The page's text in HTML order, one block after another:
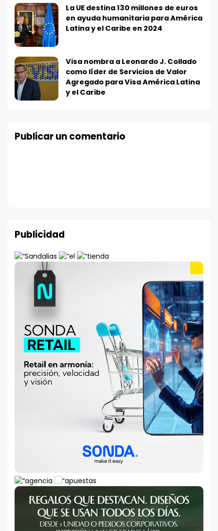
La UE destina 130 millones de euros
en ayuda humanitaria para América
Latina y el Caribe en 2024
Visa nombra a Leonardo J. Collado
como líder de Servicios de Valor
Agregado para Visa América Latina
y el Caribe
Publicar un comentario
Publicidad